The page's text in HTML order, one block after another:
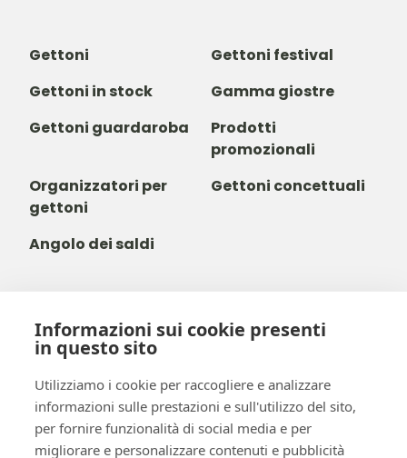
Informazioni sui cookie presenti
in questo sito
Utilizziamo i cookie per raccogliere e analizzare
informazioni sulle prestazioni e sull'utilizzo del sito,
per fornire funzionalità di social media e per
migliorare e personalizzare contenuti e pubblicità
Gettoni
Gettoni festival
Gettoni in stock
Gamma giostre
Gettoni guardaroba
Prodotti
promozionali
Organizzatori per
gettoni
Gettoni concettuali
Angolo dei saldi
+39 03 411 680 014
info@b-token.eu
Facebook
Instagram
YouTube
LinkedIn